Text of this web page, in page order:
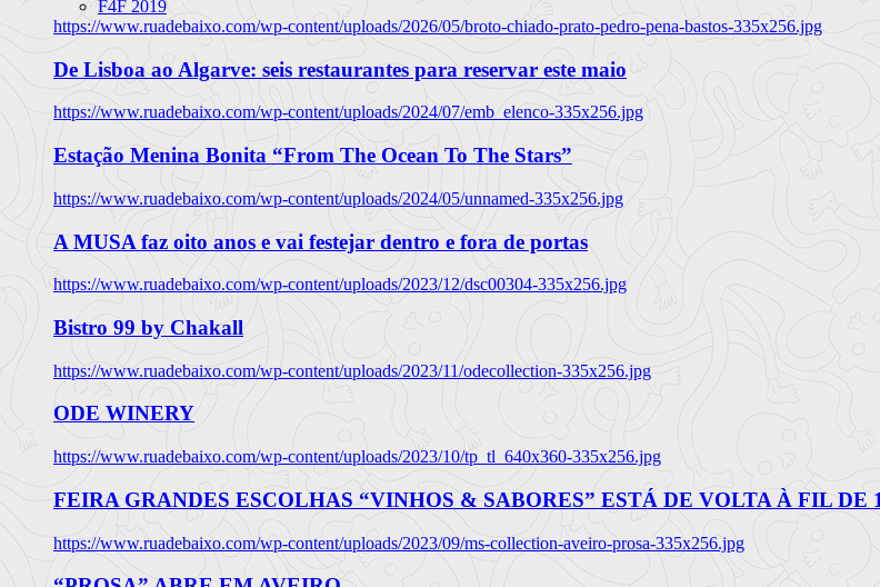
F4F 2019
https://www.ruadebaixo.com/wp-content/uploads/2026/05/broto-chiado-prato-pedro-pena-bastos-335x256.jpg
De Lisboa ao Algarve: seis restaurantes para reservar este maio
https://www.ruadebaixo.com/wp-content/uploads/2024/07/emb_elenco-335x256.jpg
Estação Menina Bonita “From The Ocean To The Stars”
https://www.ruadebaixo.com/wp-content/uploads/2024/05/unnamed-335x256.jpg
A MUSA faz oito anos e vai festejar dentro e fora de portas
https://www.ruadebaixo.com/wp-content/uploads/2023/12/dsc00304-335x256.jpg
Bistro 99 by Chakall
https://www.ruadebaixo.com/wp-content/uploads/2023/11/odecollection-335x256.jpg
ODE WINERY
https://www.ruadebaixo.com/wp-content/uploads/2023/10/tp_tl_640x360-335x256.jpg
FEIRA GRANDES ESCOLHAS “VINHOS & SABORES” ESTÁ DE VOLTA À FIL DE
https://www.ruadebaixo.com/wp-content/uploads/2023/09/ms-collection-aveiro-prosa-335x256.jpg